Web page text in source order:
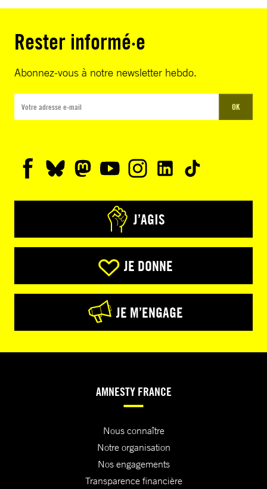
Rester informé·e
Abonnez-vous à notre newsletter hebdo.
OK
J’AGIS
JE DONNE
JE M’ENGAGE
AMNESTY FRANCE
Nous connaître
Notre organisation
Nos engagements
Transparence financière